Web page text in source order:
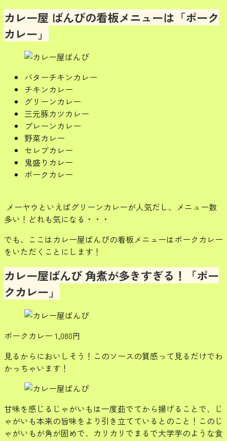
カレー屋 ばんびの看板メニューは「ポーク
カレー」
バターチキンカレー
チキンカレー
グリーンカレー
三元豚カツカレー
プレーンカレー
野菜カレー
セレブカレー
鬼盛りカレー
ポークカレー
メーヤウといえばグリーンカレーが人気だし、メニュー数
多い！どれも気になる・・・
でも、ここはカレー屋ばんびの看板メニューはポークカレー
をいただくことにします！
カレー屋ばんび 角煮が多きすぎる！「ポー
クカレー」
ポークカレー 1,080円
見るからにおいしそう！このソースの質感って見るだけでわ
かっちゃいます！
甘味を感じるじゃがいもは一度茹でてから揚げることで、じ
ゃがいも本来の旨味をより引き立てているとのこと！このじ
ゃがいもが角が固めで、カリカリでまるで大学芋のような食